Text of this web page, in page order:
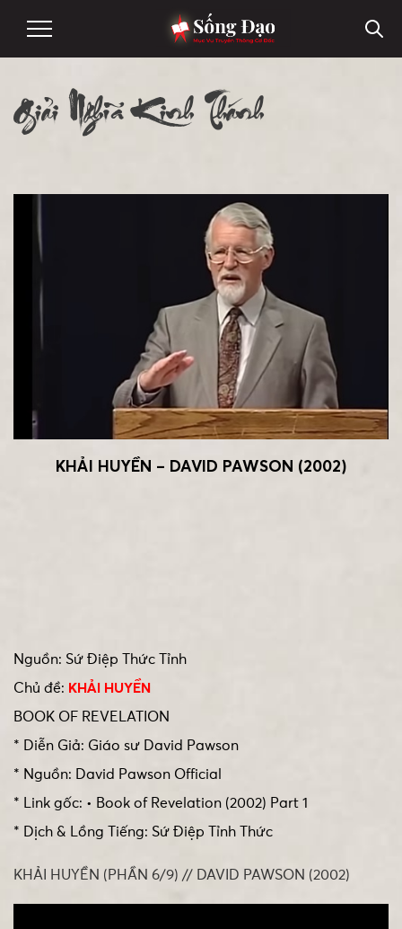
Giải Nghĩa Kinh Thánh
KHẢI HUYỀN – DAVID PAWSON (2002)
Nguồn: Sứ Điệp Thức Tỉnh
Chủ đề: KHẢI HUYỀN
BOOK OF REVELATION
* Diễn Giả: Giáo sư David Pawson
* Nguồn: David Pawson Official
* Link gốc: • Book of Revelation (2002) Part 1
* Dịch & Lồng Tiếng: Sứ Điệp Tỉnh Thức
KHẢI HUYỀN (PHẦN 6/9) // DAVID PAWSON (2002)